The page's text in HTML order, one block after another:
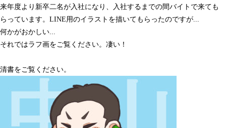
来年度より新卒二名が入社になり、入社するまでの間バイトで来ても
らっています。LINE用のイラストを描いてもらったのですが...
何かがおかしい...
それではラフ画をご覧ください。凄い！
清書をご覧ください。